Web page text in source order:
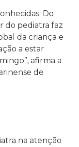
Do
do pediatra faz
da criança e
a estar
afirma a
de
na atenção